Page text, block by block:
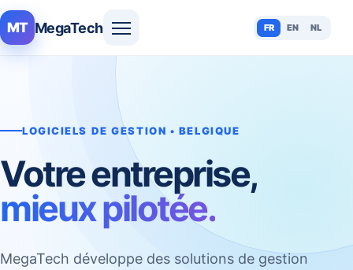
MT MegaTech FR EN NL
LOGICIELS DE GESTION • BELGIQUE
Votre entreprise,
mieux pilotée.
MegaTech développe des solutions de gestion